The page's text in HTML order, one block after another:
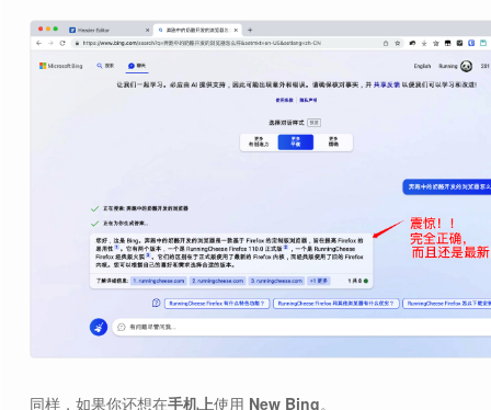
同样，如果你还想在手机上使用 New Bing。